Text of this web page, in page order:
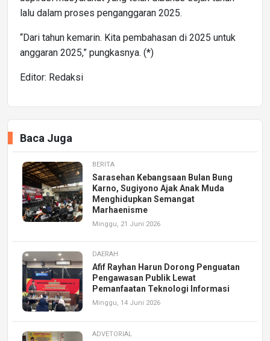
lalu dalam proses penganggaran 2025.
“Dari tahun kemarin. Kita pembahasan di 2025 untuk
anggaran 2025,” pungkasnya. (*)
Editor: Redaksi
Baca Juga
BERITA
Sarasehan Kebangsaan Bulan Bung
Karno, Sugiyono Ajak Anak Muda
Menghidupkan Semangat
Marhaenisme
Minggu, 21 Juni 2026
DAERAH
Afif Rayhan Harun Dorong Penguatan
Pengawasan Publik Lewat
Pemanfaatan Teknologi Informasi
Minggu, 14 Juni 2026
ADVETORIAL